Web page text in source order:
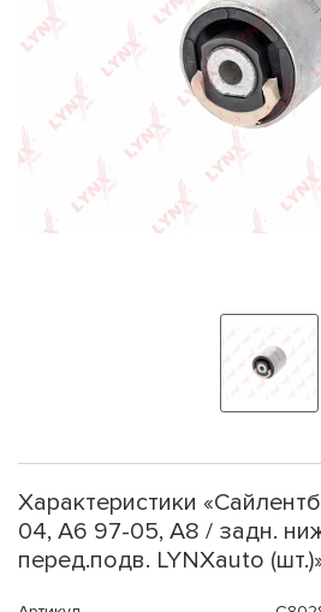
Характеристики
04, A6 97-05, A8 / задн.
перед.подв. LYNXauto